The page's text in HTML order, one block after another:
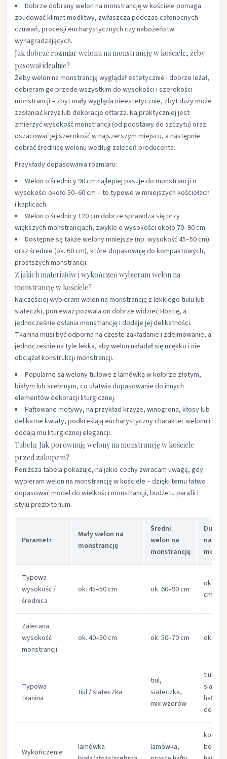
Dobrze dobrany welon na monstrancję w kościele pomaga
zbudować klimat modlitwy, zwłaszcza podczas całonocnych
czuwań, procesji eucharystycznych czy nabożeństw
wynagradzających.​
Jak dobrać rozmiar welonu na monstrancję w kościele, żeby
pasował idealnie?
Żeby welon na monstrancję wyglądał estetycznie i dobrze leżał,
dobieram go przede wszystkim do wysokości i szerokości
monstrancji – zbyt mały wygląda nieestetycznie, zbyt duży może
zasłaniać krzyż lub dekoracje ołtarza. Najpraktyczniej jest
zmierzyć wysokość monstrancji (od podstawy do szczytu) oraz
oszacować jej szerokość w najszerszym miejscu, a następnie
dobrać średnicę welonu według zaleceń producenta.​
Przykłady dopasowania rozmiaru:
Welon o średnicy 90 cm najlepiej pasuje do monstrancji o
wysokości około 50–60 cm – to typowe w mniejszych kościołach
i kaplicach.​
Welon o średnicy 120 cm dobrze sprawdza się przy
większych monstrancjach, zwykle o wysokości około 70–90 cm.​
Dostępne są także welony mniejsze (np. wysokość 45–50 cm)
oraz średnie (ok. 60 cm), które dopasowuję do kompaktowych,
prostszych monstrancji.​
Z jakich materiałów i wykończeń wybieram welon na
monstrancję w kościele?
Najczęściej wybieram welon na monstrancję z lekkiego tiulu lub
siateczki, ponieważ pozwala on dobrze widzieć Hostię, a
jednocześnie osłania monstrancję i dodaje jej delikatności.
Tkanina musi być odporna na częste zakładanie i zdejmowanie, a
jednocześnie na tyle lekka, aby welon układał się miękko i nie
obciążał konstrukcji monstrancji.​
Popularne są welony tiulowe z lamówką w kolorze złotym,
białym lub srebrnym, co ułatwia dopasowanie do innych
elementów dekoracji liturgicznej.​
Haftowane motywy, na przykład krzyże, winogrona, kłosy lub
delikatne kwiaty, podkreślają eucharystyczny charakter welonu i
dodają mu liturgicznej elegancji.​
Tabela: Jak porównuję welony na monstrancję w kościele
przed zakupem?
Poniższa tabela pokazuje, na jakie cechy zwracam uwagę, gdy
wybieram welon na monstrancję w kościele – dzięki temu łatwo
dopasować model do wielkości monstrancji, budżetu parafii i
stylu prezbiterium.​
Parametr
Mały welon na
monstrancję
Średni
welon na
monstrancję
Duży
na
Typowa
wysokość /
średnica
ok. 45–50 cm​ ok. 60–90 cm​
ok.
cm​
Zalecana
wysokość
monstrancji
ok. 40–50 cm​ ok. 50–70 cm​ ok.
Typowa
tkanina
tiul / siateczka​
tiul,
siateczka,
mix wzorów​
tiul,
haft
Wykończenie
lamówka
lamówka,